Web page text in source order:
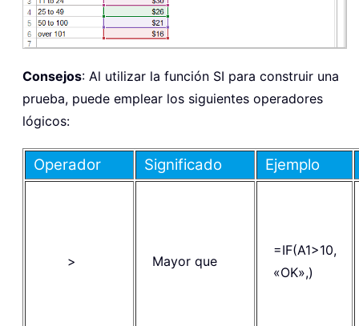
Consejos: Al utilizar la función SI para construir una
prueba, puede emplear los siguientes operadores
lógicos:
Operador Significado Ejemplo
> Mayor que
=IF(A1>10,
«OK»,)